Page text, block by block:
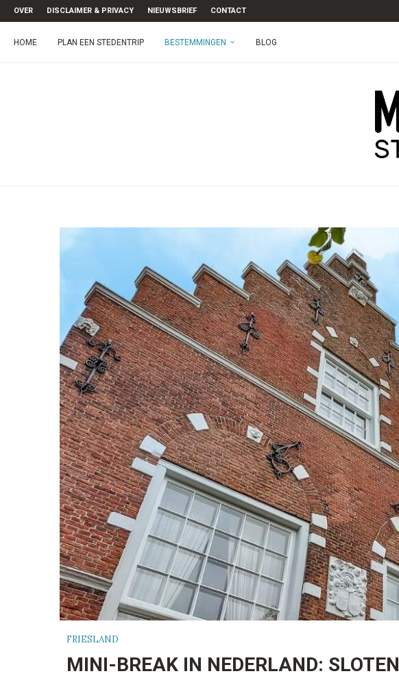
OVER DISCLAIMER & PRIVACY NIEUWSBRIEF CONTACT
HOME PLAN EEN STEDENTRIP BESTEMMINGEN BLOG
FRIESLAND
MINI-BREAK IN NEDERLAND: SLOTEN